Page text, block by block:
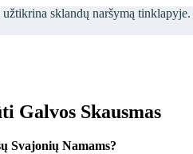
sklandų naršymą tinklapyje.
Galvos Skausmas
Svajonių Namams?